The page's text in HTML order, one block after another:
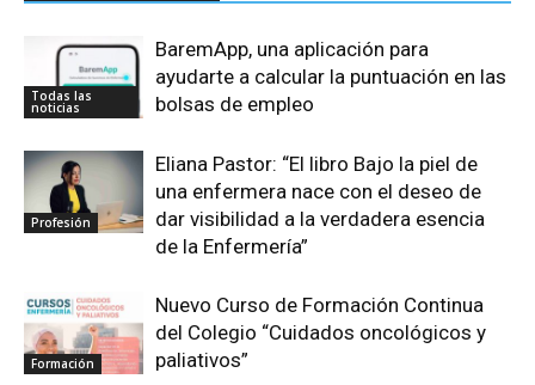
Todas las
noticias
BaremApp, una aplicación para
ayudarte a calcular la puntuación en las
bolsas de empleo
Profesión
Eliana Pastor: “El libro Bajo la piel de
una enfermera nace con el deseo de
dar visibilidad a la verdadera esencia
de la Enfermería”
Formación
Nuevo Curso de Formación Continua
del Colegio “Cuidados oncológicos y
paliativos”